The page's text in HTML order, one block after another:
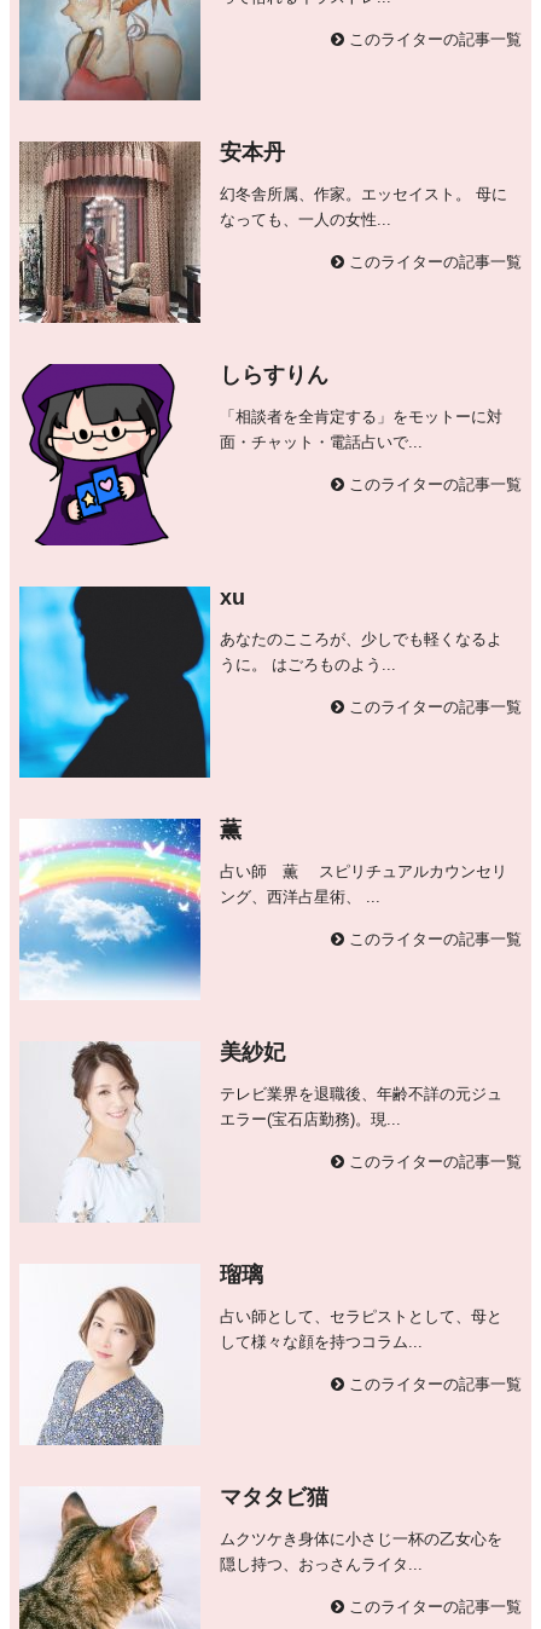
このライターの記事一覧
安本丹
幻冬舎所属、作家。エッセイスト。 母に
なっても、一人の女性...
このライターの記事一覧
しらすりん
「相談者を全肯定する」をモットーに対
面・チャット・電話占いで...
このライターの記事一覧
xu
あなたのこころが、少しでも軽くなるよ
うに。 はごろものよう...
このライターの記事一覧
薫
占い師 薫 スピリチュアルカウンセリ
ング、西洋占星術、 ...
このライターの記事一覧
美紗妃
テレビ業界を退職後、年齢不詳の元ジュ
エラー(宝石店勤務)。現...
このライターの記事一覧
瑠璃
占い師として、セラピストとして、母と
して様々な顔を持つコラム...
このライターの記事一覧
マタタビ猫
ムクツケき身体に小さじ一杯の乙女心を
隠し持つ、おっさんライタ...
このライターの記事一覧